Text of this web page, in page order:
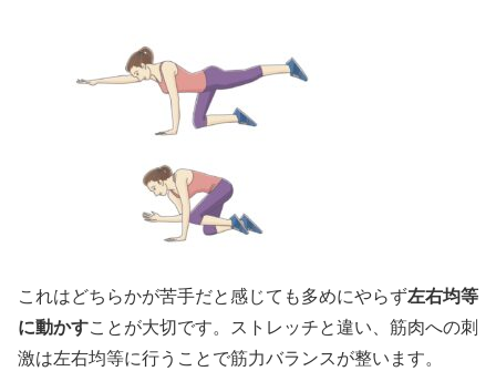
これはどちらかが苦手だと感じても多めにやらず左右均等
に動かすことが大切です。ストレッチと違い、筋肉への刺
激は左右均等に行うことで筋力バランスが整います。